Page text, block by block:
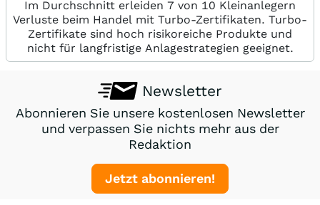
Im Durchschnitt erleiden 7 von 10 Kleinanlegern
Verluste beim Handel mit Turbo-Zertifikaten. Turbo-
Zertifikate sind hoch risikoreiche Produkte und
nicht für langfristige Anlagestrategien geeignet.
Newsletter
Abonnieren Sie unsere kostenlosen Newsletter
und verpassen Sie nichts mehr aus der
Redaktion
Jetzt abonnieren!